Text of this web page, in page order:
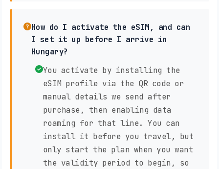
How do I activate the eSIM, and can
I set it up before I arrive in
Hungary?
You activate by installing the
eSIM profile via the QR code or
manual details we send after
purchase, then enabling data
roaming for that line. You can
install it before you travel, but
only start the plan when you want
the validity period to begin, so